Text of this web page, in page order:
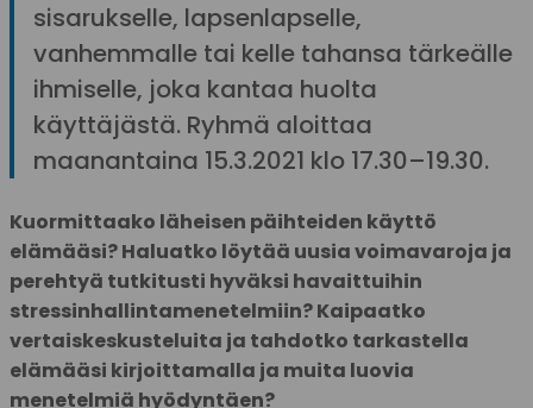
sisarukselle, lapsenlapselle,
vanhemmalle tai kelle tahansa tärkeälle
ihmiselle, joka kantaa huolta
käyttäjästä. Ryhmä aloittaa
maanantaina 15.3.2021 klo 17.30–19.30.
Kuormittaako läheisen päihteiden käyttö
elämääsi? Haluatko löytää uusia voimavaroja ja
perehtyä tutkitusti hyväksi havaittuihin
stressinhallintamenetelmiin? Kaipaatko
vertaiskeskusteluita ja tahdotko tarkastella
elämääsi kirjoittamalla ja muita luovia
menetelmiä hyödyntäen?